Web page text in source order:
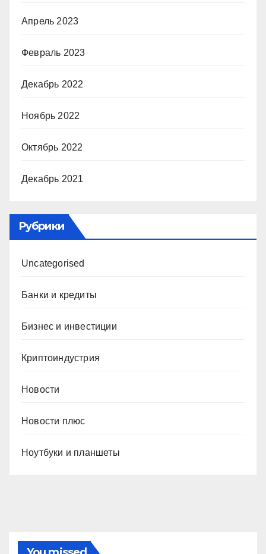
Апрель 2023
Февраль 2023
Декабрь 2022
Ноябрь 2022
Октябрь 2022
Декабрь 2021
Рубрики
Uncategorised
Банки и кредиты
Бизнес и инвестиции
Криптоиндустрия
Новости
Новости плюс
Ноутбуки и планшеты